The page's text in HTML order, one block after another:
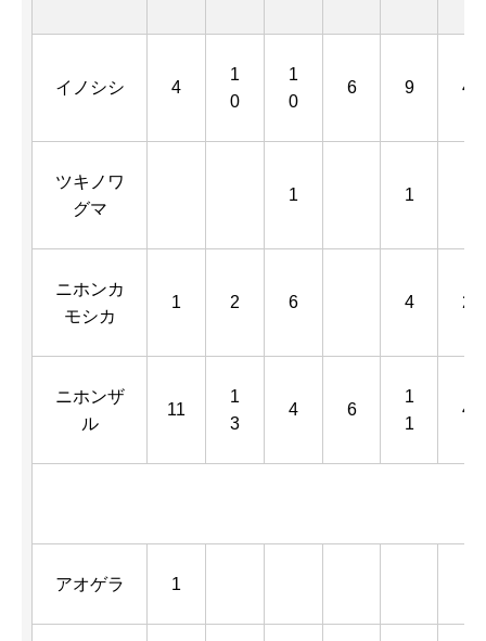
イノシシ 4
1
0
1
0
6 9 4
ツキノワ
グマ
1 1
ニホンカ
モシカ
1 2 6 4 2
ニホンザ
ル
11
1
3
4 6
1
1
4
アオゲラ 1